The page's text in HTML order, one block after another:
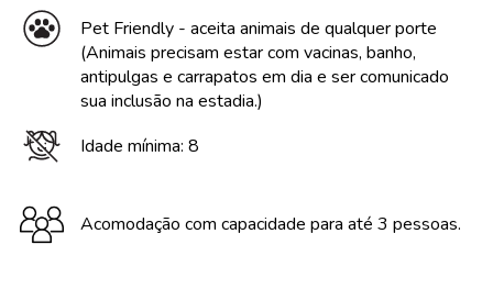
Pet Friendly - aceita animais de qualquer porte
(Animais precisam estar com vacinas, banho,
antipulgas e carrapatos em dia e ser comunicado
sua inclusão na estadia.)
Idade mínima: 8
Acomodação com capacidade para até 3 pessoas.